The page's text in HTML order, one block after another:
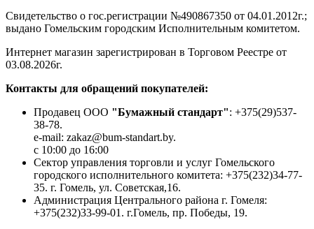
Свидетельство о гос.регистрации №490867350 от 04.01.2012г.;
выдано Гомельским городским Исполнительным комитетом.
Интернет магазин зарегистрирован в Торговом Реестре от
03.08.2026г.
Контакты для обращений покупателей:
Продавец ООО "Бумажный стандарт": +375(29)537-
38-78.
e-mail: zakaz@bum-standart.by.
с 10:00 до 16:00
Сектор управления торговли и услуг Гомельского
городского исполнительного комитета: +375(232)34-77-
35. г. Гомель, ул. Советская,16.
Администрация Центрального района г. Гомеля:
+375(232)33-99-01. г.Гомель, пр. Победы, 19.